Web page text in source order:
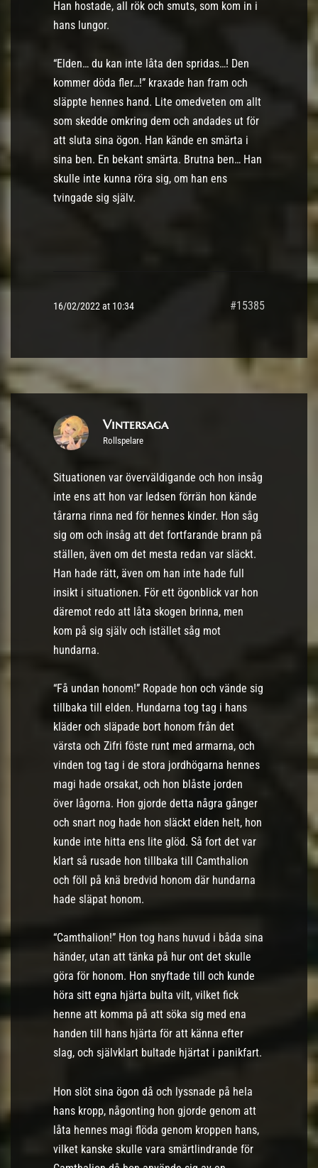
Han hostade, all rök och smuts, som kom in i
hans lungor.
“Elden… du kan inte låta den spridas…! Den
kommer döda fler…!” kraxade han fram och
släppte hennes hand. Lite omedveten om allt
som skedde omkring dem och andades ut för
att sluta sina ögon. Han kände en smärta i
sina ben. En bekant smärta. Brutna ben… Han
skulle inte kunna röra sig, om han ens
tvingade sig själv.
16/02/2022 at 10:34 #15385
Vintersaga
Rollspelare
Situationen var överväldigande och hon insåg
inte ens att hon var ledsen förrän hon kände
tårarna rinna ned för hennes kinder. Hon såg
sig om och insåg att det fortfarande brann på
ställen, även om det mesta redan var släckt.
Han hade rätt, även om han inte hade full
insikt i situationen. För ett ögonblick var hon
däremot redo att låta skogen brinna, men
kom på sig själv och istället såg mot
hundarna.
“Få undan honom!” Ropade hon och vände sig
tillbaka till elden. Hundarna tog tag i hans
kläder och släpade bort honom från det
värsta och Zifri föste runt med armarna, och
vinden tog tag i de stora jordhögarna hennes
magi hade orsakat, och hon blåste jorden
över lågorna. Hon gjorde detta några gånger
och snart nog hade hon släckt elden helt, hon
kunde inte hitta ens lite glöd. Så fort det var
klart så rusade hon tillbaka till Camthalion
och föll på knä bredvid honom där hundarna
hade släpat honom.
“Camthalion!” Hon tog hans huvud i båda sina
händer, utan att tänka på hur ont det skulle
göra för honom. Hon snyftade till och kunde
höra sitt egna hjärta bulta vilt, vilket fick
henne att komma på att söka sig med ena
handen till hans hjärta för att känna efter
slag, och självklart bultade hjärtat i panikfart.
Hon slöt sina ögon då och lyssnade på hela
hans kropp, någonting hon gjorde genom att
låta hennes magi flöda genom kroppen hans,
vilket kanske skulle vara smärtlindrande för